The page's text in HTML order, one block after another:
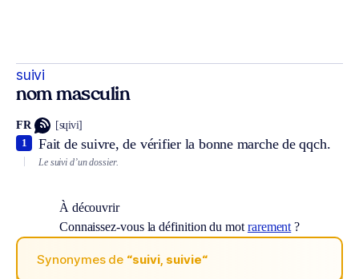
suivi
nom masculin
FR [sɥivi]
Fait de suivre, de vérifier la bonne marche de qqch.
1
Le suivi d’un dossier.
À découvrir
Connaissez-vous la définition du mot rarement ?
Synonymes de “suivi, suivie“